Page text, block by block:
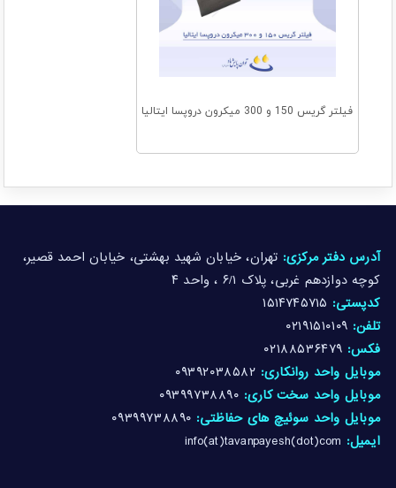
فیلتر گریس 150 و 300 میکرون دروپسا ایتالیا
آدرس دفتر مرکزی: تهران، خیابان شهید بهشتی، خیابان احمد قصیر،
کوچه دوازدهم غربی، پلاک ۶/۱ ، واحد ۴
کدپستی: ۱۵۱۴۷۴۵۷۱۵
تلفن: ۰۲۱۹۱۵۱۰۱۰۹
فکس: ۰۲۱۸۸۵۳۶۴۷۹
موبایل واحد روانکاری: ۰۹۳۹۲۰۳۸۵۸۲
موبایل واحد سخت کاری: ۰۹۳۹۹۷۳۸۸۹۰
موبایل واحد سوئیچ های حفاظتی: ۰۹۳۹۹۷۳۸۸۹۰
ایمیل: info(at)tavanpayesh(dot)com